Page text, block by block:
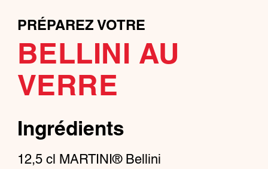
PRÉPAREZ VOTRE
BELLINI AU
VERRE
Ingrédients
12,5 cl MARTINI® Bellini